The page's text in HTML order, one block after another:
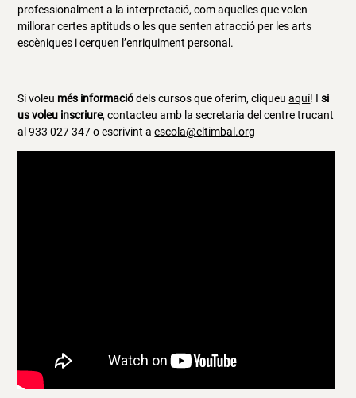
professionalment a la interpretació, com aquelles que volen
millorar certes aptituds o les que senten atracció per les arts
escèniques i cerquen l’enriquiment personal.
Si voleu més informaciódels cursos que oferim, cliqueuaquí! Isi
us voleu inscriure, contacteu amb la secretaria del centre trucant
al 933 027 347 o escrivint aescola@eltimbal.org